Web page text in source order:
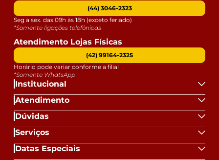
Institucional
Atendimento
Dúvidas
Serviços
Datas Especiais
(44) 3046-2323
Seg a sex. das 09h às 18h (exceto feriado)
*Somente ligações telefônicas
Atendimento Lojas Físicas
(42) 99164-2325
Horário pode variar conforme a filial
*Somente WhatsApp